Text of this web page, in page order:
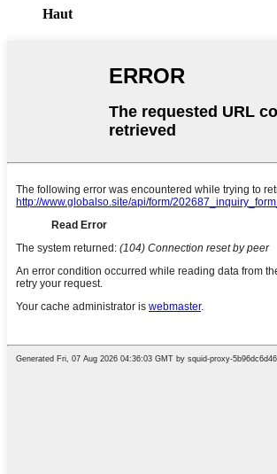
Haut